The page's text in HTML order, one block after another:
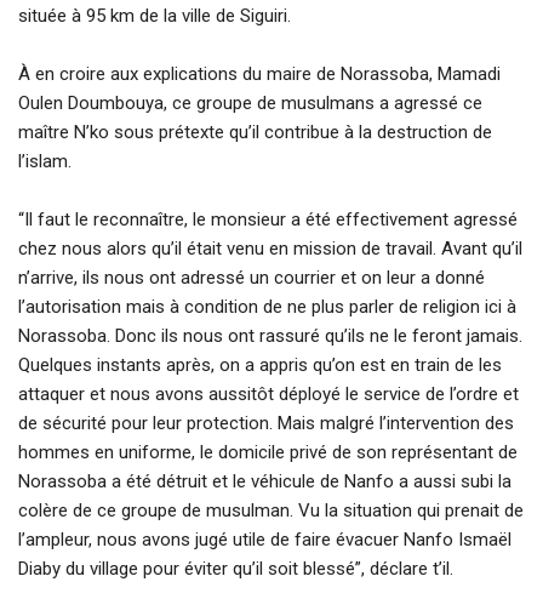
située à 95 km de la ville de Siguiri.
À en croire aux explications du maire de Norassoba, Mamadi
Oulen Doumbouya, ce groupe de musulmans a agressé ce
maître N’ko sous prétexte qu’il contribue à la destruction de
l’islam.
“Il faut le reconnaître, le monsieur a été effectivement agressé
chez nous alors qu’il était venu en mission de travail. Avant qu’il
n’arrive, ils nous ont adressé un courrier et on leur a donné
l’autorisation mais à condition de ne plus parler de religion ici à
Norassoba. Donc ils nous ont rassuré qu’ils ne le feront jamais.
Quelques instants après, on a appris qu’on est en train de les
attaquer et nous avons aussitôt déployé le service de l’ordre et
de sécurité pour leur protection. Mais malgré l’intervention des
hommes en uniforme, le domicile privé de son représentant de
Norassoba a été détruit et le véhicule de Nanfo a aussi subi la
colère de ce groupe de musulman. Vu la situation qui prenait de
l’ampleur, nous avons jugé utile de faire évacuer Nanfo Ismaël
Diaby du village pour éviter qu’il soit blessé”, déclare t’il.